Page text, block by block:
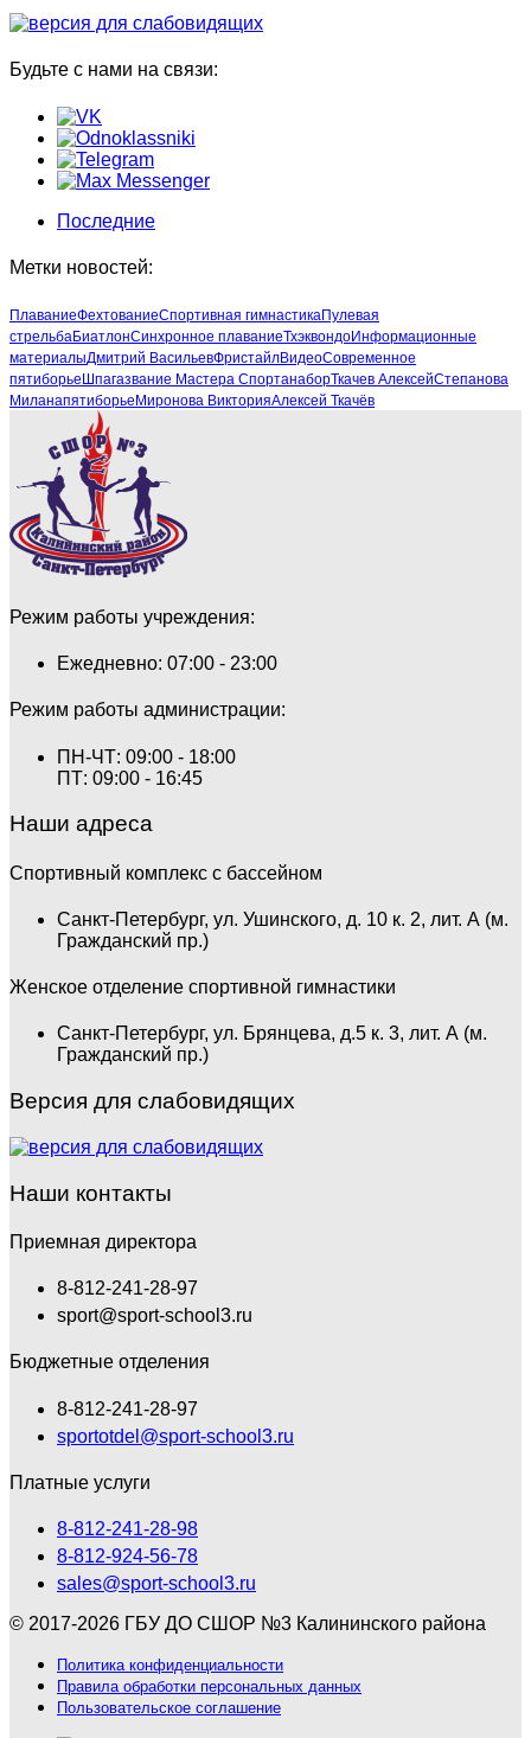
Будьте с нами на связи:
Последние
Метки новостей:
ПлаваниеФехтованиеСпортивная гимнастикаПулевая
стрельбаБиатлонСинхронное плаваниеТхэквондоИнформационные
материалыДмитрий ВасильевФристайлВидеоСовременное
пятиборье Шпагазвание Мастера СпортанаборТкачев АлексейСтепанова
Миланапятиборье Миронова ВикторияАлексей Ткачёв
Режим работы учреждения:
Ежедневно: 07:00 - 23:00
Режим работы администрации:
ПН-ЧТ: 09:00 - 18:00
ПТ: 09:00 - 16:45
Наши адреса
Спортивный комплекс с бассейном
Санкт-Петербург, ул. Ушинского, д. 10 к. 2, лит. А (м.
Гражданский пр.)
Женское отделение спортивной гимнастики
Санкт-Петербург, ул. Брянцева, д.5 к. 3, лит. А (м.
Гражданский пр.)
Версия для слабовидящих
Наши контакты
Приемная директора
8-812-241-28-97
sport@sport-school3.ru
Бюджетные отделения
8-812-241-28-97
sportotdel@sport-school3.ru
Платные услуги
8-812-241-28-98
8-812-924-56-78
sales@sport-school3.ru
© 2017-2026 ГБУ ДО СШОР №3 Калининского района
Политика конфиденциальности
Правила обработки персональных данных
Пользовательское соглашение